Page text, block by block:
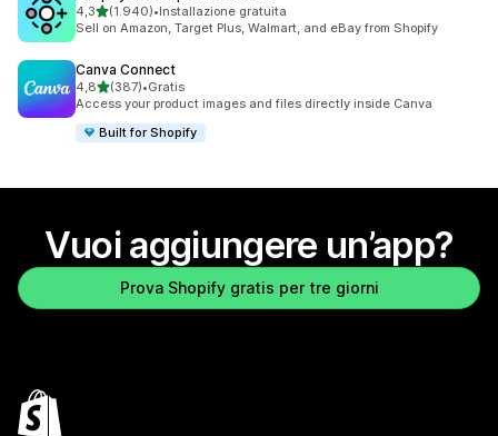
4,3stelle su 5
(1.940)
1940 recensioni totali
•Installazione gratuita
Sell on Amazon, Target Plus, Walmart, and eBay from Shopify
Canva Connect
4,8stelle su 5
(387)
387 recensioni totali
•Gratis
Access your product images and files directly inside Canva
Built for Shopify
Vuoi aggiungere un’app?
Prova Shopify gratis per tre giorni